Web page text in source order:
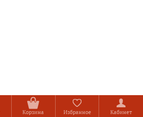
Корзина Избранное Кабинет